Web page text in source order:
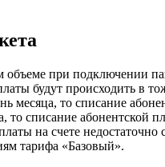
объеме при подключении
будут происходить в
месяца, то списание
то списание абонентской
на счете
тарифа «Базовый».